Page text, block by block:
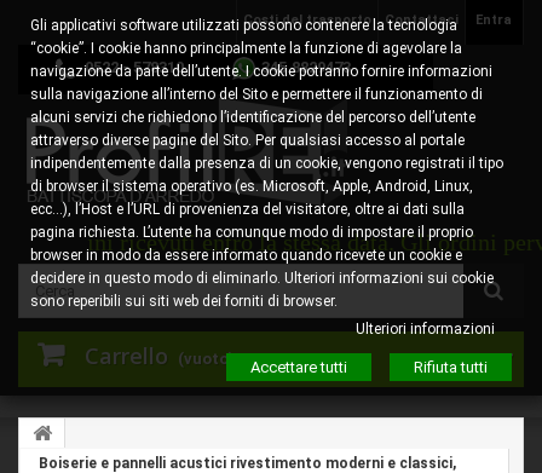
Entra
Contattaci
Costi del trasporto
0522 - 578310 345.8829473
Carrello (vuoto)
ricevuti entro la stessa data. Gli ordini
Boiserie e pannelli acustici rivestimento moderni e classici,
Gli applicativi software utilizzati possono contenere la tecnologia
“cookie”. I cookie hanno principalmente la funzione di agevolare la
navigazione da parte dell’utente. I cookie potranno fornire informazioni
sulla navigazione all’interno del Sito e permettere il funzionamento di
alcuni servizi che richiedono l’identificazione del percorso dell’utente
attraverso diverse pagine del Sito. Per qualsiasi accesso al portale
indipendentemente dalla presenza di un cookie, vengono registrati il tipo
di browser il sistema operativo (es. Microsoft, Apple, Android, Linux,
ecc…), l’Host e l’URL di provenienza del visitatore, oltre ai dati sulla
pagina richiesta. L’utente ha comunque modo di impostare il proprio
browser in modo da essere informato quando ricevete un cookie e
decidere in questo modo di eliminarlo. Ulteriori informazioni sui cookie
sono reperibili sui siti web dei forniti di browser.
Ulteriori informazioni
Accettare tutti Rifiuta tutti